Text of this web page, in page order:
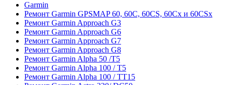
Garmin
Ремонт Garmin GPSMAP 60, 60C, 60CS, 60Cx и 60CSx
Ремонт Garmin Approach G3
Ремонт Garmin Approach G6
Ремонт Garmin Approach G7
Ремонт Garmin Approach G8
Ремонт Garmin Alpha 50 /T5
Ремонт Garmin Alpha 100 / T5
Ремонт Garmin Alpha 100 / TT15